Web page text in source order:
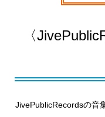
〈
JivePublicRecordsの音